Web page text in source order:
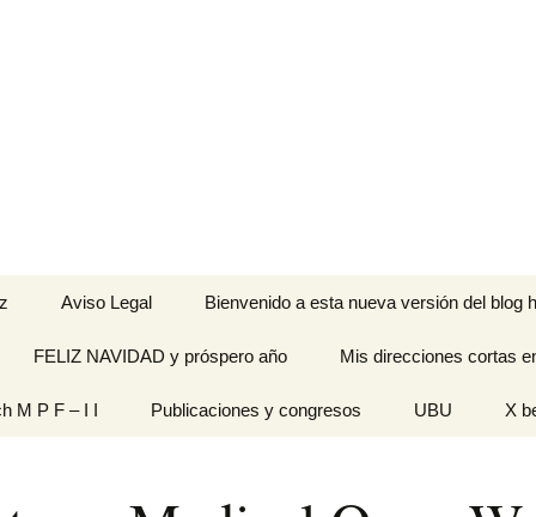
Aviso Legal Bienvenido a esta nueva versión del blog
de
FELIZ NAVIDAD y próspero año Mis direcciones cortas
M P F – I I Publicaciones y congresos UBU X